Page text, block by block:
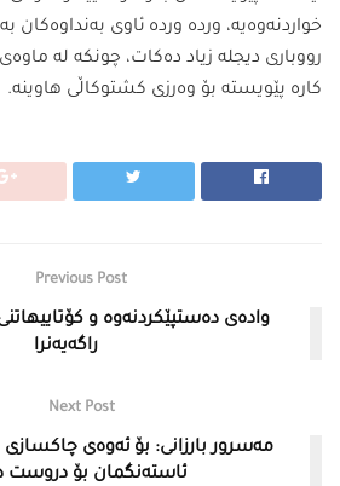
خواردنەوەیە، وردە وردە ئاوی بەنداوەكان
كارە پێویستە بۆ وەرزی كشتوكاڵی هاوینە.
Previous Post
وادەی دەستپێكردنەوە و
راگەیەنرا
Next Post
مەسرور بارزانی: بۆ ئەوەی چاكسازی
ئاستەنگمان بۆ دروست